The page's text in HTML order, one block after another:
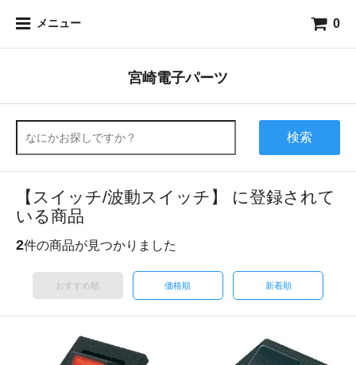
メニュー 0
宮崎電子パーツ
検索
【スイッチ/波動スイッチ】 に登録されて
いる商品
2件の商品が見つかりました
おすすめ順 価格順 新着順